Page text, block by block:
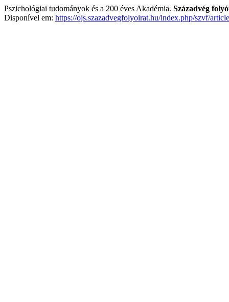
Pszichológiai tudományok és a 200 éves Akadémia. Századvég
Disponível em: https://ojs.szazadvegfolyoirat.hu/index.php/szvf/